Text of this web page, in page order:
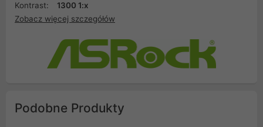
Kontrast:
1300 1:x
Zobacz więcej szczegółów
Podobne Produkty